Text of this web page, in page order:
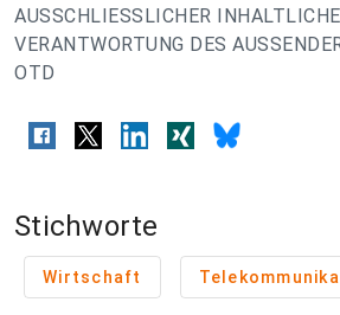
AUSSCHLIESSLICHER
VERANTWORTUNG DES
OTD
Stichworte
Wirtschaft